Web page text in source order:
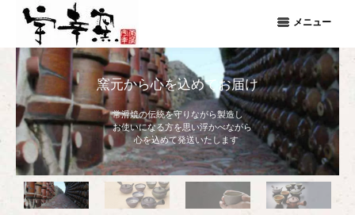
メニュー
窯元から心を込めてお届け
常滑焼の伝統を守りながら製造し
お使いになる方を思い浮かべながら
心を込めて発送いたします